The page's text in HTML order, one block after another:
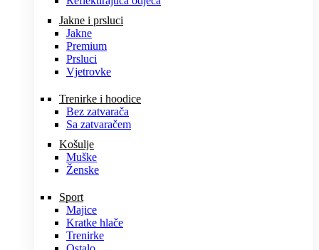
Jakne i prsluci
Jakne
Premium
Prsluci
Vjetrovke
Trenirke i hoodice
Bez zatvarača
Sa zatvaračem
Košulje
Muške
Ženske
Sport
Majice
Kratke hlače
Trenirke